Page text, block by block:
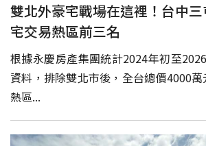
雙北外豪宅戰場在這裡！台中
宅交易熱區前三名
根據永慶房產集團統計2024年初至
資料，排除雙北市後，全台總價4000
熱區...